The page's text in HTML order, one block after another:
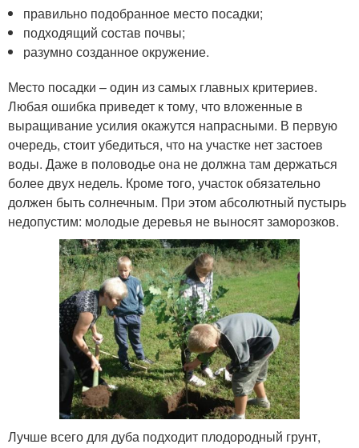
правильно подобранное место посадки;
подходящий состав почвы;
разумно созданное окружение.
Место посадки – один из самых главных критериев.
Любая ошибка приведет к тому, что вложенные в
выращивание усилия окажутся напрасными. В первую
очередь, стоит убедиться, что на участке нет застоев
воды. Даже в половодье она не должна там держаться
более двух недель. Кроме того, участок обязательно
должен быть солнечным. При этом абсолютный пустырь
недопустим: молодые деревья не выносят заморозков.
Лучше всего для дуба подходит плодородный грунт,